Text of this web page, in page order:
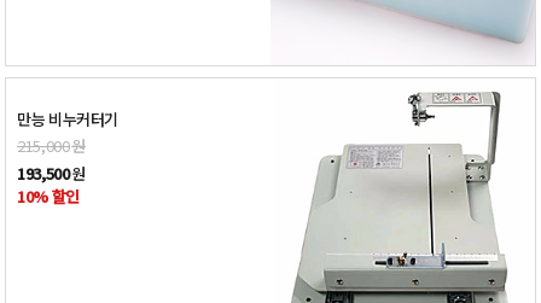
만능 비누커터기
215,000원
193,500원
10% 할인